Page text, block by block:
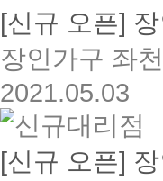
[신규 오픈]
장인가구 좌
2021.05.03
[신규 오픈]